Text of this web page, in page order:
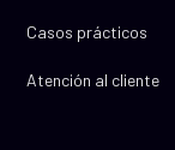
Casos prácticos
Atención al cliente